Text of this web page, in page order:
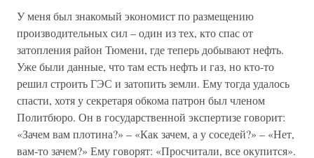
У меня был знакомый экономист по размещению
производительных сил – один из тех, кто спас от
затопления район Тюмени, где теперь добывают нефть.
Уже были данные, что там есть нефть и газ, но кто-то
решил строить ГЭС и затопить земли. Ему тогда удалось
спасти, хотя у секретаря обкома патрон был членом
Политбюро. Он в государственной экспертизе говорит:
«Зачем вам плотина?» – «Как зачем, а у соседей?» – «Нет,
вам-то зачем?» Ему говорят: «Просчитали, все окупится».